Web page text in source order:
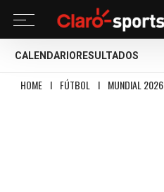
CALENDARIO RESULTADOS
HOME I FÚTBOL I MUNDIAL 2026